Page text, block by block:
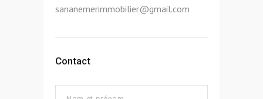
sananemerimmobilier@gmail.com
Contact